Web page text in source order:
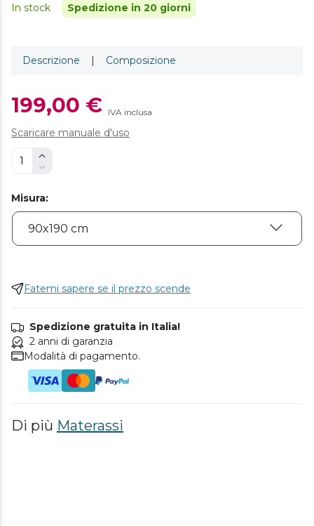
In stock Spedizione in 20 giorni
Descrizione | Composizione
199,00 € IVA inclusa
Scaricare manuale d'uso
Misura:
Fatemi sapere se il prezzo scende
Spedizione gratuita in Italia!
2 anni di garanzia
Modalità di pagamento.
Di più Materassi